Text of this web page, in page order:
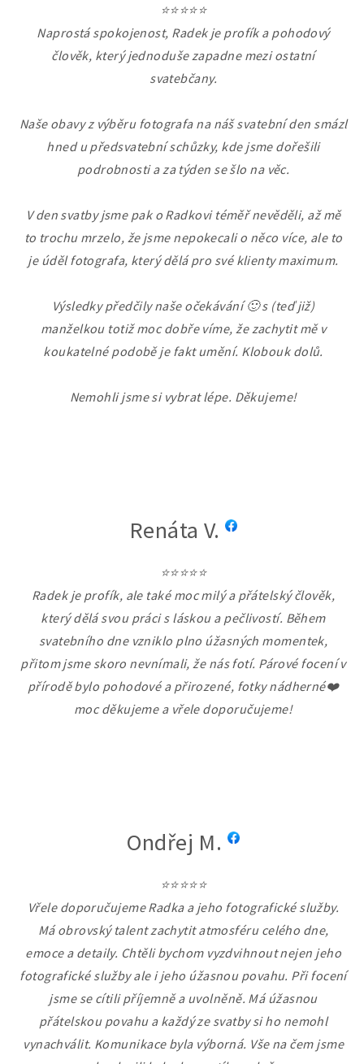
⭐⭐⭐⭐⭐
Naprostá spokojenost, Radek je profík a pohodový
člověk, který jednoduše zapadne mezi ostatní
svatebčany.
Naše obavy z výběru fotografa na náš svatební den smázl
hned u předsvatební schůzky, kde jsme dořešili
podrobnosti a za týden se šlo na věc.
V den svatby jsme pak o Radkovi téměř nevěděli, až mě
to trochu mrzelo, že jsme nepokecali o něco více, ale to
je úděl fotografa, který dělá pro své klienty maximum.
Výsledky předčily naše očekávání 🙂 s (teď již)
manželkou totiž moc dobře víme, že zachytit mě v
koukatelné podobě je fakt umění. Klobouk dolů.
Nemohli jsme si vybrat lépe. Děkujeme!
Renáta V.
⭐⭐⭐⭐⭐
Radek je profík, ale také moc milý a přátelský člověk,
který dělá svou práci s láskou a pečlivostí. Během
svatebního dne vzniklo plno úžasných momentek,
přitom jsme skoro nevnímali, že nás fotí. Párové focení v
přírodě bylo pohodové a přirozené, fotky nádherné❤️
moc děkujeme a vřele doporučujeme!
Ondřej M.
⭐⭐⭐⭐⭐
Vřele doporučujeme Radka a jeho fotografické služby.
Má obrovský talent zachytit atmosféru celého dne,
emoce a detaily. Chtěli bychom vyzdvihnout nejen jeho
fotografické služby ale i jeho úžasnou povahu. Při focení
jsme se cítili příjemně a uvolněně. Má úžasnou
přátelskou povahu a každý ze svatby si ho nemohl
vynachválit. Komunikace byla výborná. Vše na čem jsme